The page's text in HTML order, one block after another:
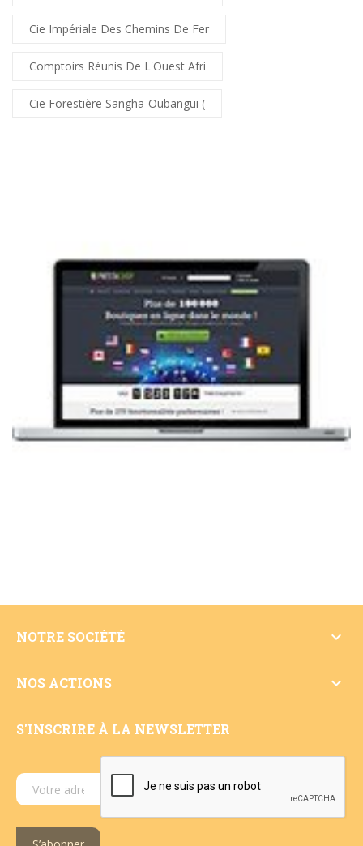
Cie Impériale Des Chemins De Fer
Comptoirs Réunis De L'Ouest Afri
Cie Forestière Sangha-Oubangui (
NOTRE SOCIÉTÉ 
NOS ACTIONS 
S'INSCRIRE À LA NEWSLETTER